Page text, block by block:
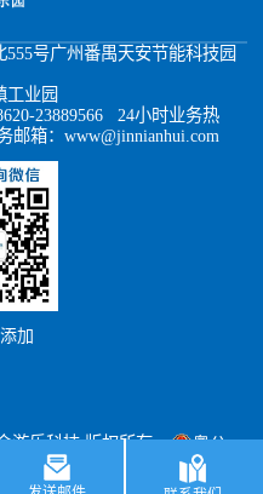
号广州番禺天安节能科技园
工业园
23889566 24小时业务热
邮箱：www@jinnianhui.com
加
游乐科技 版权所有
粤公
备05012398号
xml地图